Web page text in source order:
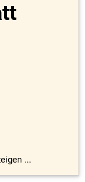
...